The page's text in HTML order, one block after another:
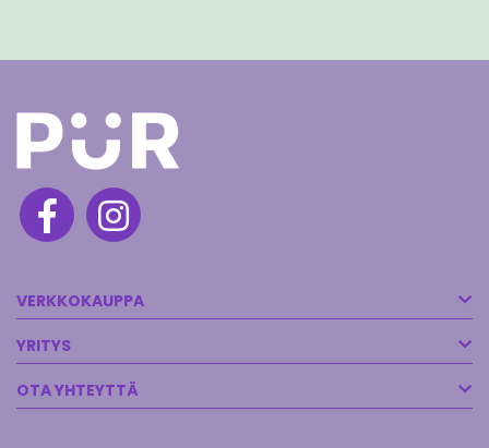
VERKKOKAUPPA
YRITYS
OTA YHTEYTTÄ